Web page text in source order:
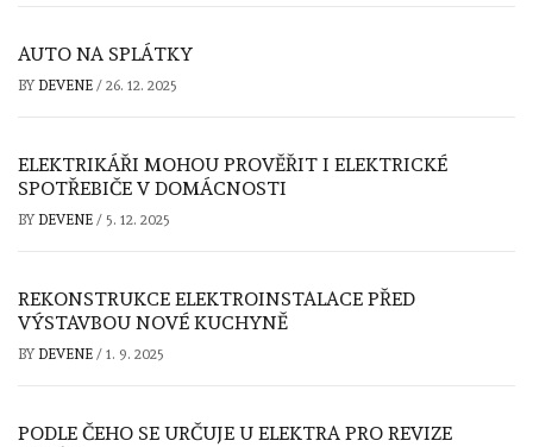
AUTO NA SPLÁTKY
BY DEVENE / 26. 12. 2025
ELEKTRIKÁŘI MOHOU PROVĚŘIT I ELEKTRICKÉ
SPOTŘEBIČE V DOMÁCNOSTI
BY DEVENE / 5. 12. 2025
REKONSTRUKCE ELEKTROINSTALACE PŘED
VÝSTAVBOU NOVÉ KUCHYNĚ
BY DEVENE / 1. 9. 2025
PODLE ČEHO SE URČUJE U ELEKTRA PRO REVIZE